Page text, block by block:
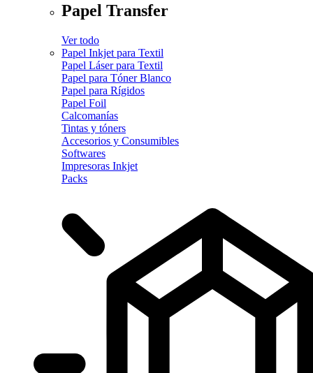
Papel Transfer
Ver todo
Papel Inkjet para Textil
Papel Láser para Textil
Papel para Tóner Blanco
Papel para Rígidos
Papel Foil
Calcomanías
Tintas y tóners
Accesorios y Consumibles
Softwares
Impresoras Inkjet
Packs